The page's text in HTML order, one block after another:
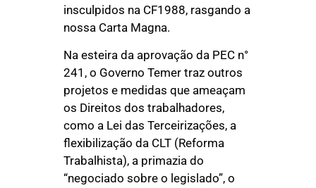
insculpidos na CF1988, rasgando a
nossa Carta Magna.
Na esteira da aprovação da PEC n°
241, o Governo Temer traz outros
projetos e medidas que ameaçam
os Direitos dos trabalhadores,
como a Lei das Terceirizações, a
flexibilização da CLT (Reforma
Trabalhista), a primazia do
“negociado sobre o legislado”, o